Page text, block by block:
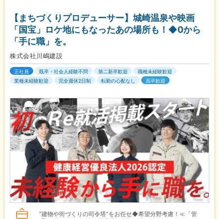
【まちづくりプロデューサー】城崎温泉や映画
「国宝」ロケ地にもなったあの場所も！◆0から
「手に職」を。
株式会社川嶋建設
正社員 既卒・社会人経験不問 第二新卒歓迎
職種未経験歓迎
業種未経験歓迎
完全週休2日制 転勤の心配なし 高卒歓迎
“建物や街づくりの司令塔”をお任せ◆希望分野考慮！≪「管